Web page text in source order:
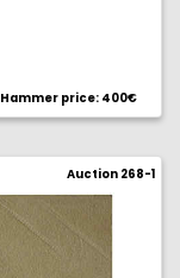
Hammer price: 400€
Auction 268-1